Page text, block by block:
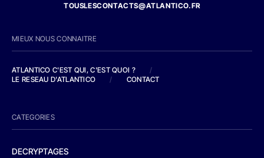
TOUSLESCONTACTS@ATLANTICO.FR
MIEUX NOUS CONNAITRE
ATLANTICO C'EST QUI, C'EST QUOI ?
/
LE RESEAU D'ATLANTICO
/ CONTACT
CATEGORIES
DECRYPTAGES